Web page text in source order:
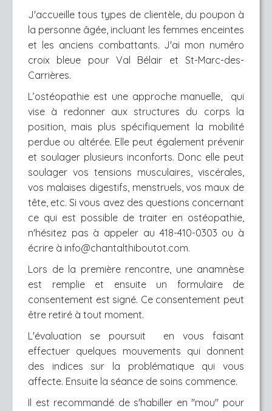
J'accueille tous types de clientèle, du poupon à
la personne âgée, incluant les femmes enceintes
et les anciens combattants. J'ai mon numéro
croix bleue pour Val Bélair et St-Marc-des-
Carrières.
L’ostéopathie est une approche manuelle, qui
vise à redonner aux structures du corps la
position, mais plus spécifiquement la mobilité
perdue ou altérée. Elle peut également prévenir
et soulager plusieurs inconforts. Donc elle peut
soulager vos tensions musculaires, viscérales,
vos malaises digestifs, menstruels, vos maux de
tête, etc. Si vous avez des questions concernant
ce qui est possible de traiter en ostéopathie,
n'hésitez pas à appeler au 418-410-0303 ou à
écrire à info@chantalthiboutot.com.
Lors de la première rencontre, une anamnèse
est remplie et ensuite un formulaire de
consentement est signé. Ce consentement peut
être retiré à tout moment.
L'évaluation se poursuit en vous faisant
effectuer quelques mouvements qui donnent
des indices sur la problématique qui vous
affecte. Ensuite la séance de soins commence.
Il est recommandé de s'habiller en ''mou'' pour